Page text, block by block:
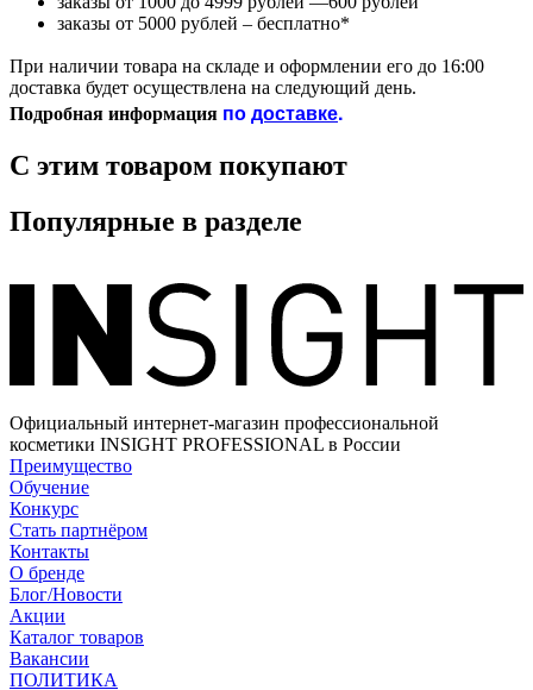
заказы от 5000 рублей – бесплатно*
При наличии товара на складе и оформлении его до 16:00
доставка будет осуществлена на следующий день.
Подробная информация подоставке.
С этим товаром покупают
Популярные в разделе
Официальный интернет-магазин профессиональной
косметики INSIGHT PROFESSIONAL в России
Преимущество
Обучение
Конкурс
Стать партнёром
Контакты
О бренде
Блог/Новости
Акции
Каталог товаров
Вакансии
ПОЛИТИКА